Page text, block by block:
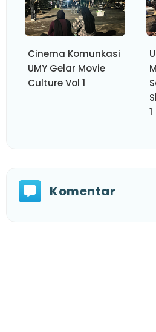
Cinema Komunkasi
UMY Gelar Movie
Culture Vol 1
1
Komentar